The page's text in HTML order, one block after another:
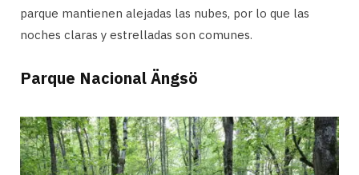
parque mantienen alejadas las nubes, por lo que las
noches claras y estrelladas son comunes.
Parque Nacional Ängsö